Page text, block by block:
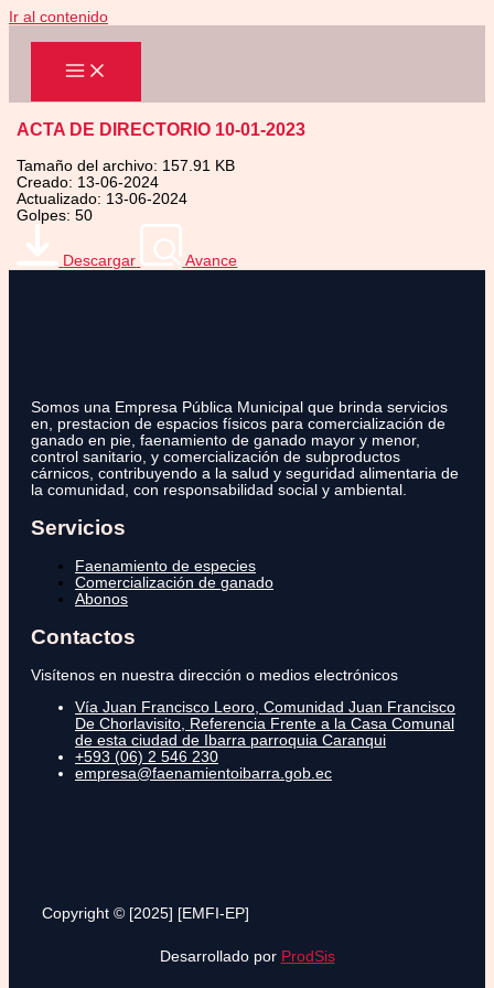
Ir al contenido
ACTA DE DIRECTORIO 10-01-2023
Tamaño del archivo: 157.91 KB
Creado: 13-06-2024
Actualizado: 13-06-2024
Golpes: 50
Descargar Avance
Somos una Empresa Pública Municipal que brinda servicios
en, prestacion de espacios físicos para comercialización de
ganado en pie, faenamiento de ganado mayor y menor,
control sanitario, y comercialización de subproductos
cárnicos, contribuyendo a la salud y seguridad alimentaria de
la comunidad, con responsabilidad social y ambiental.
Servicios
Faenamiento de especies
Comercialización de ganado
Abonos
Contactos
Visítenos en nuestra dirección o medios electrónicos
Vía Juan Francisco Leoro, Comunidad Juan Francisco
De Chorlavisito, Referencia Frente a la Casa Comunal
de esta ciudad de Ibarra parroquia Caranqui
+593 (06) 2 546 230
empresa@faenamientoibarra.gob.ec
Copyright © [2025] [EMFI-EP]
Desarrollado por ProdSis